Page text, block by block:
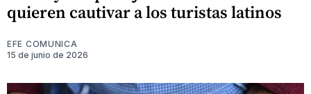
quieren cautivar a los turistas latinos
EFE COMUNICA
15 de junio de 2026